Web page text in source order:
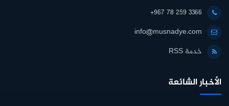
+967 78 259 3366
info@musnadye.com
خدمة RSS
الأخبار الشائعة